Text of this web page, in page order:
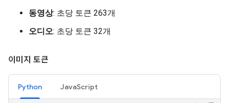
동영상: 초당 토큰 263개
오디오: 초당 토큰 32개
이미지 토큰
Python JavaScript